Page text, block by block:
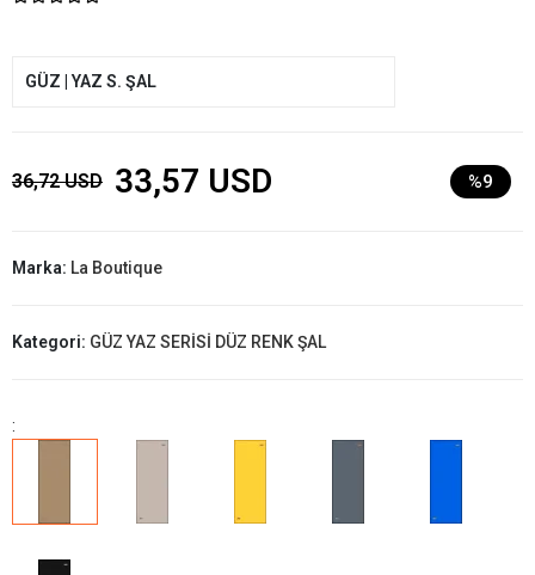
GÜZ | YAZ S. ŞAL
36,72 USD 33,57 USD %9
Marka: La Boutique
Kategori: GÜZ YAZ SERİSİ DÜZ RENK ŞAL
: